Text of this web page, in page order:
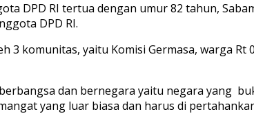
DPD RI tertua dengan umur 82 tahun,
DPD RI.
3 komunitas, yaitu Komisi Germasa, warga
dan bernegara yaitu negara yang
yang luar biasa dan harus di